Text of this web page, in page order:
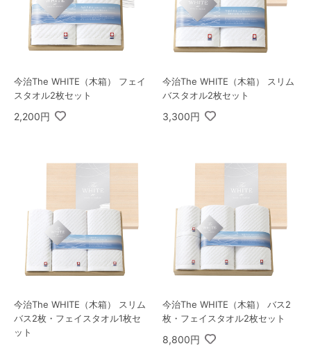
今治The WHITE（木箱） フェイ
スタオル2枚セット
2,200円
今治The WHITE（木箱） スリム
バスタオル2枚セット
3,300円
今治The WHITE（木箱） スリム
バス2枚・フェイスタオル1枚セ
ット
今治The WHITE（木箱） バス2
枚・フェイスタオル2枚セット
8,800円